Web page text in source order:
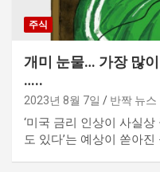
주식
개미 눈물… 가장 많
…..
2023년 8월 7일 반짝 뉴스
‘미국 금리 인상이 사실상
도 있다’는 예상이 쏟아